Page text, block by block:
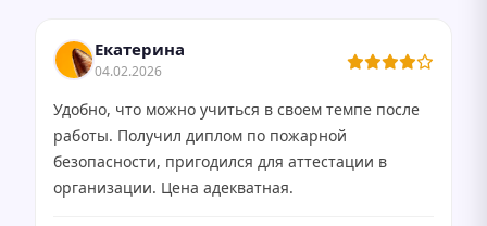
Екатерина
04.02.2026
Удобно, что можно учиться в своем темпе после
работы. Получил диплом по пожарной
безопасности, пригодился для аттестации в
организации. Цена адекватная.